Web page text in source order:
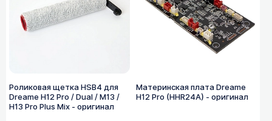
Роликовая щетка HSB4 для
Dreame H12 Pro / Dual / M13 /
H13 Pro Plus Mix - оригинал
Материнская плата Dreame
H12 Pro (HHR24A) - оригинал